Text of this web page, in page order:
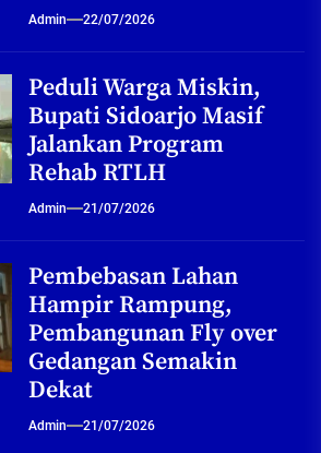
Admin 22/07/2026
Peduli Warga Miskin,
Bupati Sidoarjo Masif
Jalankan Program
Rehab RTLH
Admin 21/07/2026
Pembebasan Lahan
Hampir Rampung,
Pembangunan Fly over
Gedangan Semakin
Dekat
Admin 21/07/2026